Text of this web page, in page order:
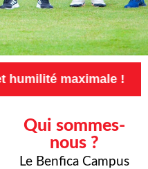
!
Qui sommes-
nous ?
Le Benfica Campus